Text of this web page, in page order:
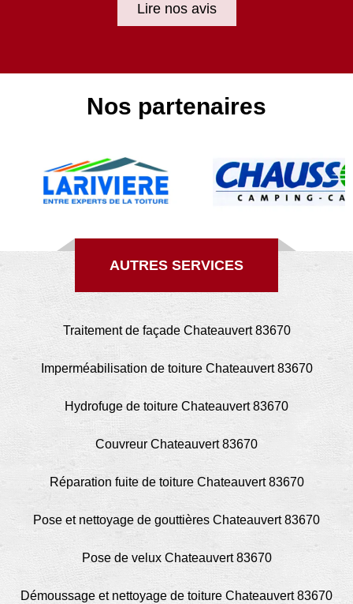
Lire nos avis
Nos partenaires
AUTRES SERVICES
Traitement de façade Chateauvert 83670
Imperméabilisation de toiture Chateauvert 83670
Hydrofuge de toiture Chateauvert 83670
Couvreur Chateauvert 83670
Réparation fuite de toiture Chateauvert 83670
Pose et nettoyage de gouttières Chateauvert 83670
Pose de velux Chateauvert 83670
Démoussage et nettoyage de toiture Chateauvert 83670